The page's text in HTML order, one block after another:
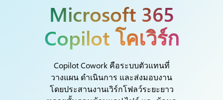
Microsoft 365
Copilot โคเวิร์ก
Copilot Cowork คือระบบตัวแทนที่
วางแผน ดำเนินการ และส่งมอบงาน
โดยประสานงานเวิร์กโฟลว์ระยะยาว